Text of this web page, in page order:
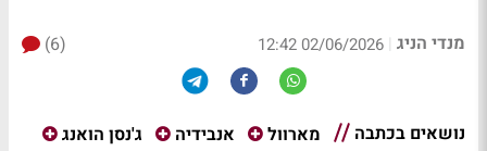
מנדי הניג |
02/06/2026 12:42
(6)
נושאים בכתבה מארוול אנבידיה ג'נסן הואנג